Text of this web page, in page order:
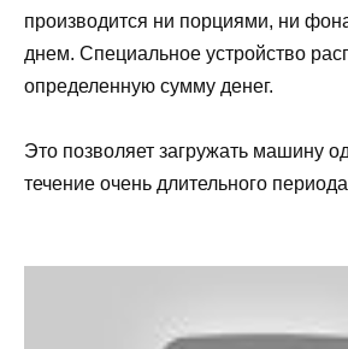
производится ни порциями, ни
днем. Специальное устройство
определенную сумму денег.
Это позволяет загружать машину
течение очень длительного